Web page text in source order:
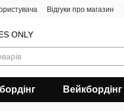
Відгуки про магазин
ONLY
Вейкбордінг